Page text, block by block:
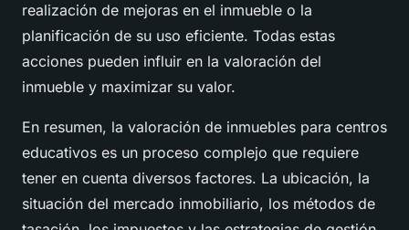
realización de mejoras en el inmueble o la
planificación de su uso eficiente. Todas estas
acciones pueden influir en la valoración del
inmueble y maximizar su valor.
En resumen, la valoración de inmuebles para centros
educativos es un proceso complejo que requiere
tener en cuenta diversos factores. La ubicación, la
situación del mercado inmobiliario, los métodos de